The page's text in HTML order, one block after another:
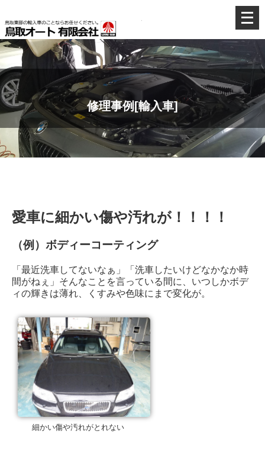
メ
ニ
を
開
く
鳥取東部の輸入
修理事例[輸入車]
愛車に細かい傷や汚れが！！！！
（例）ボディーコーティング
「最近洗車してないなぁ」「洗車したいけどなかなか時
間がねぇ」そんなことを言っている間に、いつしかボデ
ィの輝きは薄れ、くすみや色味にまで変化が。
細かい傷や汚れがとれない